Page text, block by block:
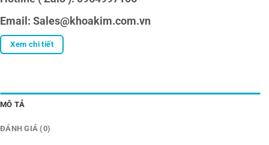
Email: Sales@khoakim.com.vn
Xem chi tiết
MÔ TẢ
ĐÁNH GIÁ (0)